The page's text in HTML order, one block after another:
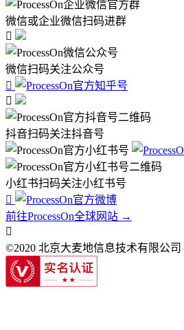
微信或企业微信扫码进群

微信扫码关注公众号


抖音扫码关注抖音号
小红书扫码关注小红书号

前往ProcessOn全球网站 →

©2020 北京大麦地信息技术有限公司